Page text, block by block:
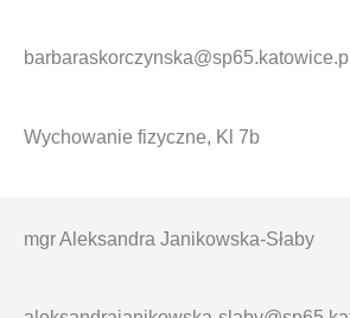
barbaraskorczynska@sp65.katowice.pl
Wychowanie fizyczne, Kl 7b
mgr Aleksandra Janikowska-Słaby